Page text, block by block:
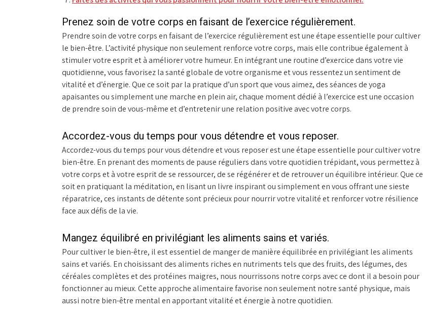
Prenez soin de votre corps en faisant de l’exercice régulièrement.
Prendre soin de votre corps en faisant de l’exercice régulièrement est une étape essentielle pour cultiver
le bien-être. L’activité physique non seulement renforce votre corps, mais elle contribue également à
stimuler votre esprit et à améliorer votre humeur. En intégrant une routine d’exercice dans votre vie
quotidienne, vous favorisez la santé globale de votre organisme et vous ressentez un sentiment de
vitalité et d’énergie. Que ce soit par la pratique d’un sport que vous aimez, des séances de yoga
apaisantes ou simplement une marche en plein air, chaque moment dédié à l’exercice est une occasion
de prendre soin de vous-même et d’entretenir une relation positive avec votre corps.
Accordez-vous du temps pour vous détendre et vous reposer.
Accordez-vous du temps pour vous détendre et vous reposer est une étape essentielle pour cultiver votre
bien-être. En prenant des moments de pause réguliers dans votre quotidien trépidant, vous permettez à
votre corps et à votre esprit de se ressourcer, de se régénérer et de retrouver un équilibre intérieur. Que ce
soit en pratiquant la méditation, en lisant un livre inspirant ou simplement en vous offrant une sieste
réparatrice, ces instants de détente sont précieux pour nourrir votre vitalité et renforcer votre résilience
face aux défis de la vie.
Mangez équilibré en privilégiant les aliments sains et variés.
Pour cultiver le bien-être, il est essentiel de manger de manière équilibrée en privilégiant les aliments
sains et variés. En choisissant des aliments riches en nutriments tels que des fruits, des légumes, des
céréales complètes et des protéines maigres, nous nourrissons notre corps avec ce dont il a besoin pour
fonctionner au mieux. Cette approche alimentaire favorise non seulement notre santé physique, mais
aussi notre bien-être mental en apportant vitalité et énergie à notre quotidien.